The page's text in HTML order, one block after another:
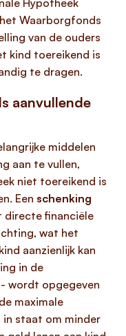
Hypotheek
Waarborgfonds
van de ouders
kind toereikend is
te dragen.
aanvullende
middelen
aan te vullen,
niet toereikend is
Een schenking
financiële
wat het
aanzienlijk kan
in de
wordt opgegeven
maximale
staat om minder